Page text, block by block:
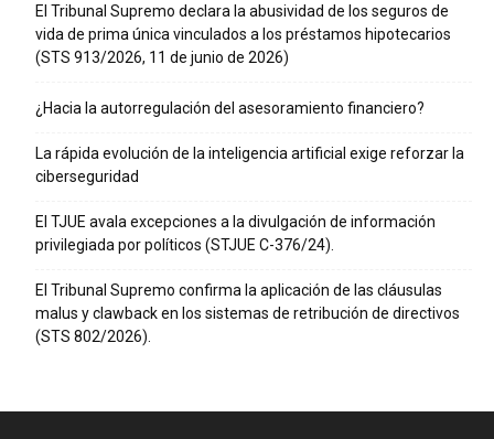
El Tribunal Supremo declara la abusividad de los seguros de
vida de prima única vinculados a los préstamos hipotecarios
(STS 913/2026, 11 de junio de 2026)
¿Hacia la autorregulación del asesoramiento financiero?
La rápida evolución de la inteligencia artificial exige reforzar la
ciberseguridad
El TJUE avala excepciones a la divulgación de información
privilegiada por políticos (STJUE C-376/24).
El Tribunal Supremo confirma la aplicación de las cláusulas
malus y clawback en los sistemas de retribución de directivos
(STS 802/2026).